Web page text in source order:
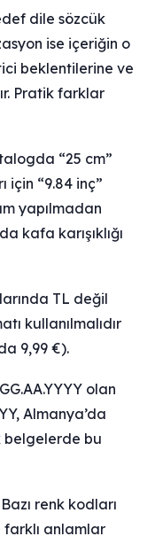
dile sözcük
ise içeriğin o
beklentilerine ve
Pratik farklar
“25 cm”
için “9.84 inç”
yapılmadan
kafa karışıklığı
TL değil
kullanılmalıdır
9,99 €).
olan
Almanya’da
belgelerde bu
renk kodları
anlamlar